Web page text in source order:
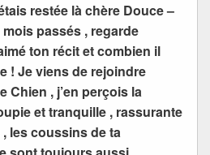
restée là chère Douce –
passés , regarde
ton récit et combien il
! Je viens de rejoindre
Chien , j’en perçois la
et tranquille , rassurante
les coussins de ta